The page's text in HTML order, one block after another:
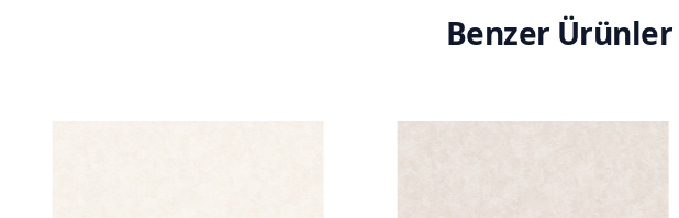
Benzer Ürünler